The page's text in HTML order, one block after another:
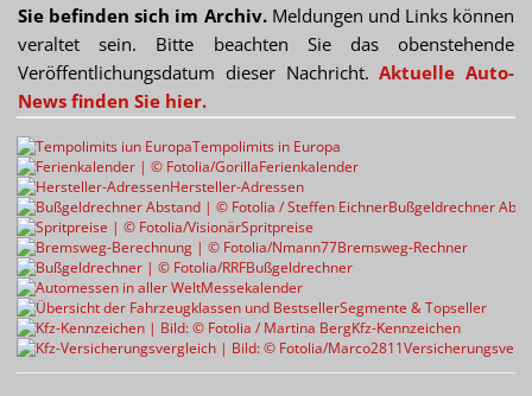
Sie befinden sich im Archiv.Meldungen und Links können
veraltet sein. Bitte beachten Sie das obenstehende
Veröffentlichungsdatum dieser Nachricht.Aktuelle Auto-
News finden Sie hier.
Tempolimits in Europa
Ferienkalender
Hersteller-Adressen
Bußgeldrechner
Spritpreise
Bremsweg-Rechner
Bußgeldrechner
Messekalender
Segmente & Topseller
Kfz-Kennzeichen